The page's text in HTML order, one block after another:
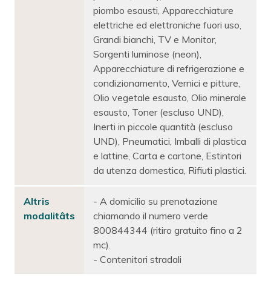
piombo esausti, Apparecchiature
elettriche ed elettroniche fuori uso,
Grandi bianchi, TV e Monitor,
Sorgenti luminose (neon),
Apparecchiature di refrigerazione e
condizionamento, Vernici e pitture,
Olio vegetale esausto, Olio minerale
esausto, Toner (escluso UND),
Inerti in piccole quantità (escluso
UND), Pneumatici, Imballi di plastica
e lattine, Carta e cartone, Estintori
da utenza domestica, Rifiuti plastici.
Altris
modalitâts
- A domicilio su prenotazione
chiamando il numero verde
800844344 (ritiro gratuito fino a 2
mc).
- Contenitori stradali